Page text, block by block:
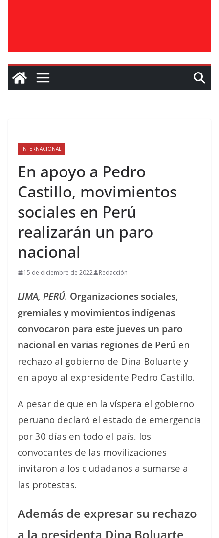
INTERNACIONAL
En apoyo a Pedro
Castillo, movimientos
sociales en Perú
realizarán un paro
nacional
15 de diciembre de 2022 Redacción
LIMA, PERÚ. Organizaciones sociales,
gremiales y movimientos indígenas
convocaron para este jueves un paro
nacional en varias regiones de Perú en
rechazo al gobierno de Dina Boluarte y
en apoyo al expresidente Pedro Castillo.
A pesar de que en la víspera el gobierno
peruano declaró el estado de emergencia
por 30 días en todo el país, los
convocantes de las movilizaciones
invitaron a los ciudadanos a sumarse a
las protestas.
Además de expresar su rechazo
a la presidenta Dina Boluarte,